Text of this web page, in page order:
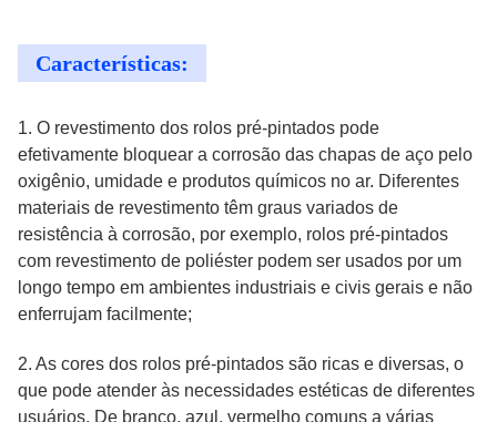
Características:
1. O revestimento dos rolos pré-pintados pode
efetivamente bloquear a corrosão das chapas de aço pelo
oxigênio, umidade e produtos químicos no ar. Diferentes
materiais de revestimento têm graus variados de
resistência à corrosão, por exemplo, rolos pré-pintados
com revestimento de poliéster podem ser usados por um
longo tempo em ambientes industriais e civis gerais e não
enferrujam facilmente;
2. As cores dos rolos pré-pintados são ricas e diversas, o
que pode atender às necessidades estéticas de diferentes
usuários. De branco, azul, vermelho comuns a várias